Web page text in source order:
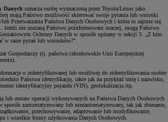
Danych oznacza osobę wyznaczoną przez Toyota/Lexus jako
mają Państwo możliwość skierować swoje pytania lub wnioski
Przetwarzania Państwa Danych Osobowych i która to zajmie się
nie zostaną Państwo poinformowani inaczej, mogą Państwo
Ochrony Danych w sposób opisany w sekcji 3. „Z kim
w razie pytań lub wniosków?”.
Gospodarczy (tj. państwa członkowskie Unii Europejskiej
o zidentyfikowanej lub możliwej do zidentyfikowania osobie
Państwa identyfikację, takie jak na przykład imię i nazwisko,
identyfikacyjny pojazdu (VIN), geolokalizacja itp.
lub zestaw operacji wykonywanych na Państwa Danych Osobowych
sposób zautomatyzowany lub niezautomatyzowany, tak jak zbieranie,
przechowywanie, adaptowanie lub modyfikowanie,
i wszelkie formy użytkowania Danych Osobowych.